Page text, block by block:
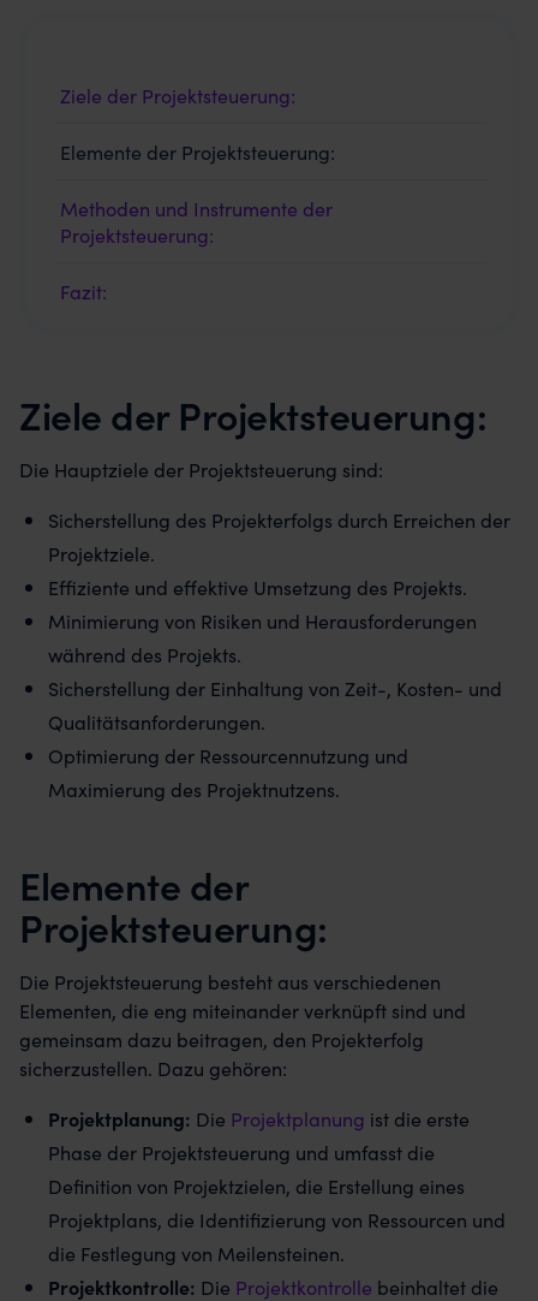
Ziele der Projektsteuerung:
Elemente der Projektsteuerung:
Methoden und Instrumente der
Projektsteuerung:
Fazit:
Ziele der Projektsteuerung:
Die Hauptziele der Projektsteuerung sind:
Sicherstellung des Projekterfolgs durch Erreichen der
Projektziele.
Effiziente und effektive Umsetzung des Projekts.
Minimierung von Risiken und Herausforderungen
während des Projekts.
Sicherstellung der Einhaltung von Zeit-, Kosten- und
Qualitätsanforderungen.
Optimierung der Ressourcennutzung und
Maximierung des Projektnutzens.
Elemente der
Projektsteuerung:
Die Projektsteuerung besteht aus verschiedenen
Elementen, die eng miteinander verknüpft sind und
gemeinsam dazu beitragen, den Projekterfolg
sicherzustellen. Dazu gehören:
Projektplanung: Die Projektplanung ist die erste
Phase der Projektsteuerung und umfasst die
Definition von Projektzielen, die Erstellung eines
Projektplans, die Identifizierung von Ressourcen und
die Festlegung von Meilensteinen.
Projektkontrolle: Die Projektkontrolle beinhaltet die